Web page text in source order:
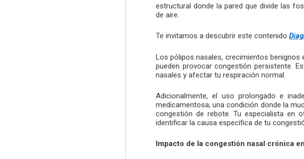
estructural donde la pared que divide las
de aire.
Te invitamos a descubrir este contenido
Los pólipos nasales, crecimientos benignos
pueden provocar congestión persistente.
nasales y afectar tu respiración normal.
Adicionalmente, el uso prolongado e
medicamentosa, una condición donde la
congestión de rebote. Tu especialista en
identificar la causa específica de tu
Impacto de la congestión nasal crónica